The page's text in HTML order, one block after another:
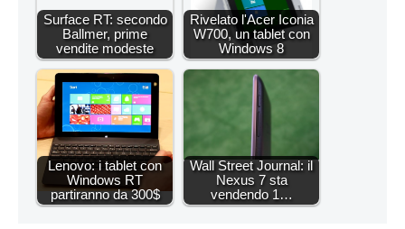
Surface RT: secondo
Ballmer, prime
vendite modeste
Rivelato l'Acer Iconia
W700, un tablet con
Windows 8
Lenovo: i tablet con
Windows RT
partiranno da 300$
Wall Street Journal: il
Nexus 7 sta
vendendo 1…